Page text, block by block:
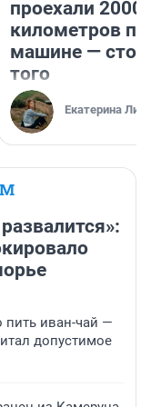
проехали 2000
километров по
машине —
того
Екатерина
пить иван-чай —
допустимое